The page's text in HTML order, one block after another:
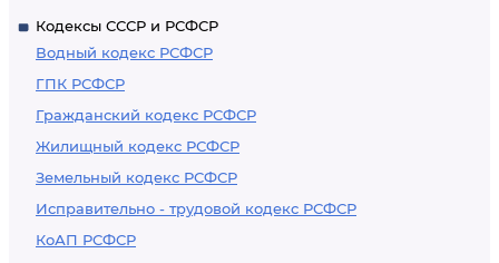
Кодексы СССР и РСФСР
Водный кодекс РСФСР
ГПК РСФСР
Гражданский кодекс РСФСР
Жилищный кодекс РСФСР
Земельный кодекс РСФСР
Исправительно - трудовой кодекс РСФСР
КоАП РСФСР